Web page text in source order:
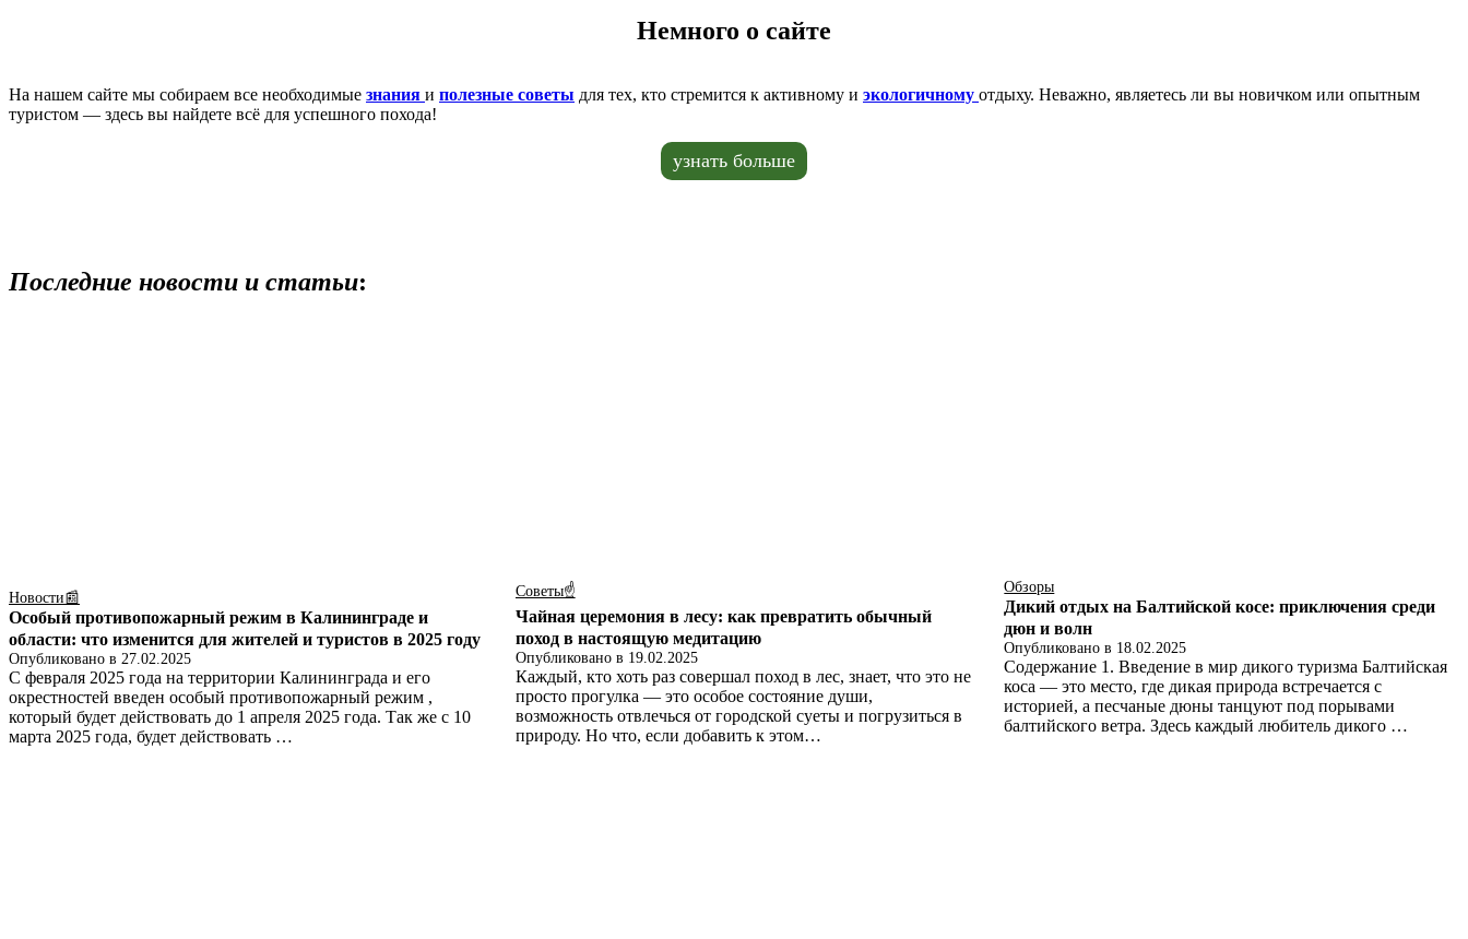
Немного о сайте
На нашем сайте мы собираем все необходимые знания и полезные советы для тех, кто стремится к активному и экологичному отдыху. Неважно, являетесь ли вы новичком или опытным
туристом — здесь вы найдете всё для успешного похода!
узнать больше
Последние новости и статьи:
Новости📰
Особый противопожарный режим в Калининграде и
области: что изменится для жителей и туристов в 2025 году
Опубликовано в 27.02.2025
С февраля 2025 года на территории Калининграда и его
окрестностей введен особый противопожарный режим ,
который будет действовать до 1 апреля 2025 года. Так же с 10
марта 2025 года, будет действовать …
Советы☝
Чайная церемония в лесу: как превратить обычный
поход в настоящую медитацию
Опубликовано в 19.02.2025
Каждый, кто хоть раз совершал поход в лес, знает, что это не
просто прогулка — это особое состояние души,
возможность отвлечься от городской суеты и погрузиться в
природу. Но что, если добавить к этом…
Обзоры
Дикий отдых на Балтийской косе: приключения среди
дюн и волн
Опубликовано в 18.02.2025
Содержание 1. Введение в мир дикого туризма Балтийская
коса — это место, где дикая природа встречается с
историей, а песчаные дюны танцуют под порывами
балтийского ветра. Здесь каждый любитель дикого …